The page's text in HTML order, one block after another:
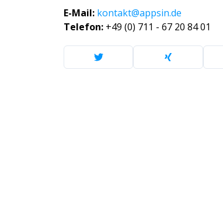
E-Mail: kontakt@appsin.de
Telefon: +49 (0) 711 - 67 20 84 01